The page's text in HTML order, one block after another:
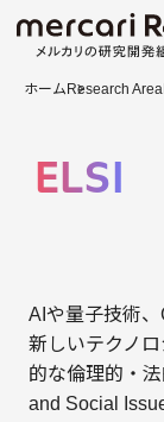
ホーム Research Area
ELSI
AIや量子技術、
新しいテクノ
的な倫理的・
and Social